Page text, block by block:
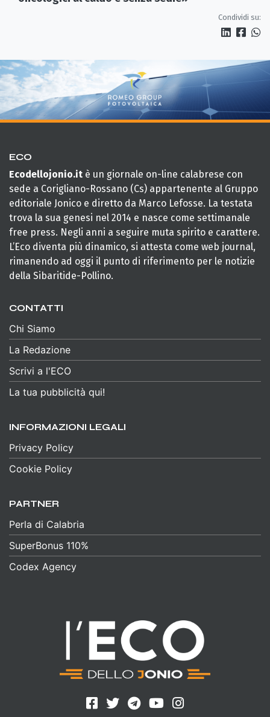
Condividi su:
ECO
Ecodellojonio.it è un giornale on-line calabrese con
sede a Corigliano-Rossano (Cs) appartenente al Gruppo
editoriale Jonico e diretto da Marco Lefosse. La testata
trova la sua genesi nel 2014 e nasce come settimanale
free press. Negli anni a seguire muta spirito e carattere.
L’Eco diventa più dinamico, si attesta come web journal,
rimanendo ad oggi il punto di riferimento per le notizie
della Sibaritide-Pollino.
CONTATTI
Chi Siamo
La Redazione
Scrivi a l'ECO
La tua pubblicità qui!
INFORMAZIONI LEGALI
Privacy Policy
Cookie Policy
PARTNER
Perla di Calabria
SuperBonus 110%
Codex Agency